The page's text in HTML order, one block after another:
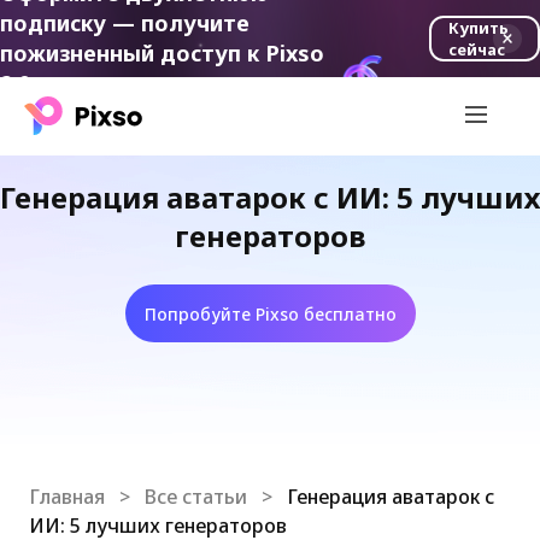
подписку — получите
пожизненный доступ к Pixso
2.0.
Купить
сейчас
Генерация аватарок с ИИ: 5 лучших
генераторов
Попробуйте Pixso бесплатно
Главная > Все статьи >
Генерация аватарок с
ИИ: 5 лучших генераторов